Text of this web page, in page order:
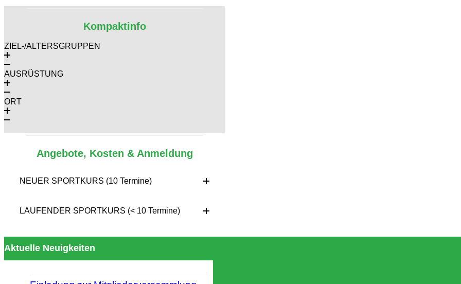
Kompaktinfo
ZIEL-/ALTERSGRUPPEN
AUSRÜSTUNG
ORT
Angebote, Kosten & Anmeldung
NEUER SPORTKURS (10 Termine)
LAUFENDER SPORTKURS (< 10 Termine)
Aktuelle Neuigkeiten